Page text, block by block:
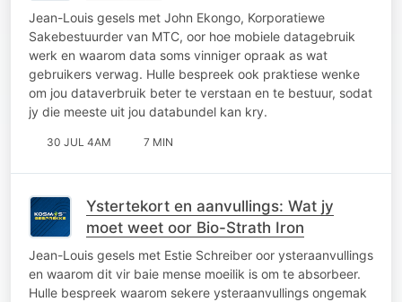
Jean-Louis gesels met John Ekongo, Korporatiewe
Sakebestuurder van MTC, oor hoe mobiele datagebruik
werk en waarom data soms vinniger opraak as wat
gebruikers verwag. Hulle bespreek ook praktiese wenke
om jou dataverbruik beter te verstaan en te bestuur, sodat
jy die meeste uit jou databundel kan kry.
30 JUL 4AM 7 MIN
Ystertekort en aanvullings: Wat jy
moet weet oor Bio-Strath Iron
Jean-Louis gesels met Estie Schreiber oor ysteraanvullings
en waarom dit vir baie mense moeilik is om te absorbeer.
Hulle bespreek waarom sekere ysteraanvullings ongemak